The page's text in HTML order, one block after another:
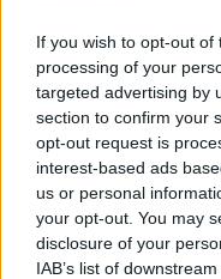
If you wish to opt-out
processing of your
targeted advertising by
section to confirm your
opt-out request is
interest-based ads
us or personal
your opt-out. You may
disclosure of your
IAB’s list of